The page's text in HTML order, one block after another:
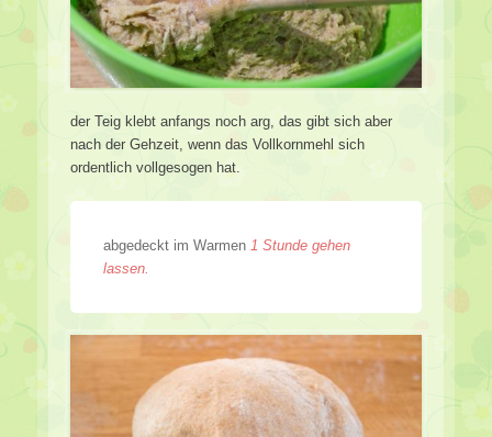
der Teig klebt anfangs noch arg, das gibt sich aber
nach der Gehzeit, wenn das Vollkornmehl sich
ordentlich vollgesogen hat.
abgedeckt im Warmen 1 Stunde gehen
lassen.